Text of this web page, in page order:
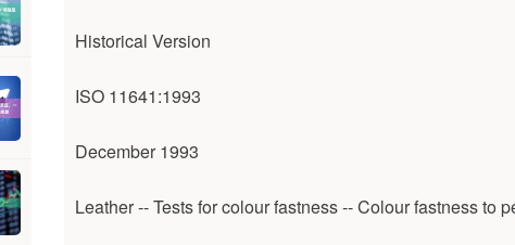
Historical Version
ISO 11641:1993
December 1993
Leather -- Tests for colour fastness -- Colour fastness to